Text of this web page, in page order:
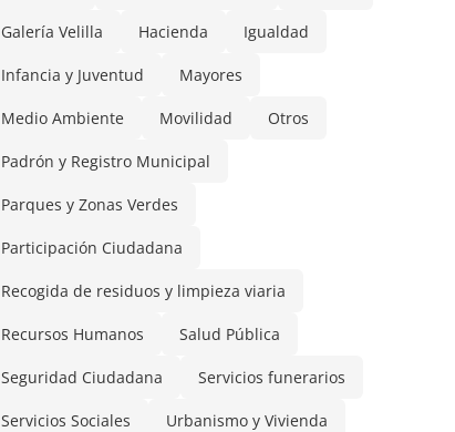
Galería Velilla Hacienda Igualdad
Infancia y Juventud Mayores
Medio Ambiente Movilidad Otros
Padrón y Registro Municipal
Parques y Zonas Verdes
Participación Ciudadana
Recogida de residuos y limpieza viaria
Recursos Humanos Salud Pública
Seguridad Ciudadana Servicios funerarios
Servicios Sociales Urbanismo y Vivienda